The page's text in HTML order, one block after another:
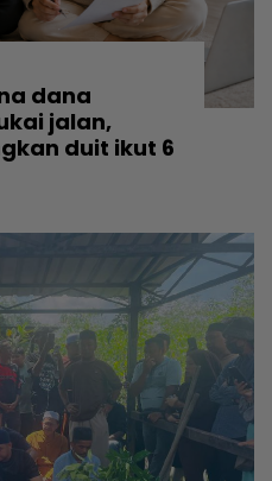
dana
jalan,
duit ikut 6